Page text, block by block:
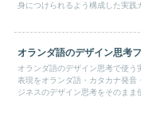
身につけられるよう構成した実践
オランダ語のデザイン思考
オランダ語のデザイン思考で使
表現をオランダ語・カタカナ発
ジネスのデザイン思考をそのまま